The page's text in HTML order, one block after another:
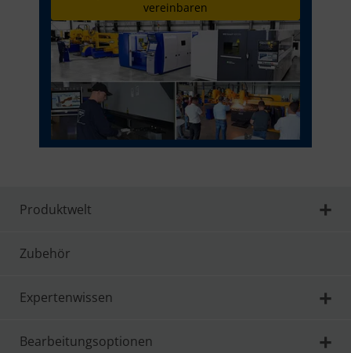
vereinbaren
Produktwelt
Zubehör
Expertenwissen
Bearbeitungsoptionen